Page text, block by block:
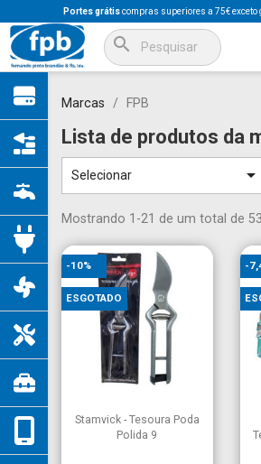
Portes grátiscompras superiores a 75€ exceto
search
Marcas FPB
Lista de produtos da
Selecionar 
Mostrando 1-21 de um total de
Vista rápida
Stamvick - Tesoura Poda
Polida 9
-10%
ESGOTADO
-